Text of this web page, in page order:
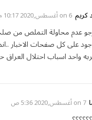
كريم 6 أغسطس,2020 10:17 م
عدم محاولة التملص من
على كل صفحات الاخبار
واحد اسباب احتلال
7 أغسطس,2020 5:36 ص